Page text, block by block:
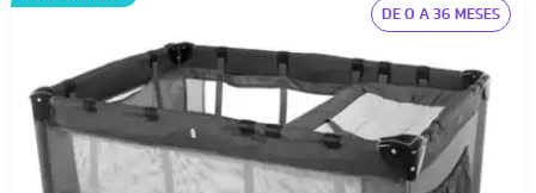
DE 0 A 36 MESES